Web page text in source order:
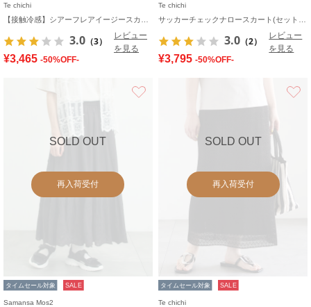
Te chichi
3.0 （3）
レビュー
を見る
¥3,465 -50%OFF-
Te chichi
3.0 （2）
レビュー
を見る
¥3,795 -50%OFF-
SOLD OUT
再入荷受付
タイムセール対象 SALE
Samansa Mos2
SOLD OUT
再入荷受付
タイムセール対象 SALE
Te chichi